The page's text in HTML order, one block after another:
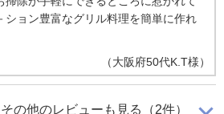
ション豊富なグリル料理を簡単に作れ
（大阪府50代K.T様）
したデザインで品質が良い
その他のレビューも見る（2件）